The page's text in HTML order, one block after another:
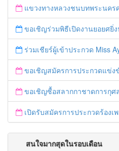
แขวงทางหลวงชนบทพระนครศรีอยุธยา "ร่วมรณรงค์ ขับช้า เปิดไฟหน้า
ขอเชิญร่วมพิธีเปิดงานยอยศยิ่ง
ร่วมเชียร์ผู้เข้าประกวด Miss Ayutthaya
ขอเชิญสมัครการประกวดแข่งขันวงดนตรี
ขอเชิญซื้อสลากกาชาดการกุศลพิเศษจังหวัด
เปิดรับสมัครการประกวดร้องเพลงก
สนใจมากสุดในรอบเดือน